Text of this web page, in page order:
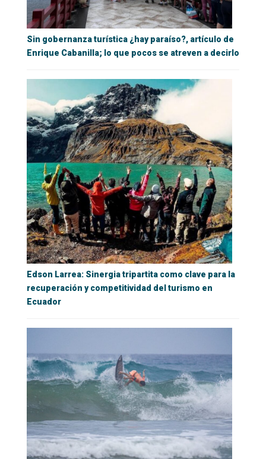
Sin gobernanza turística ¿hay paraíso?, artículo de
Enrique Cabanilla; lo que pocos se atreven a decirlo
Edson Larrea: Sinergia tripartita como clave para la
recuperación y competitividad del turismo en
Ecuador